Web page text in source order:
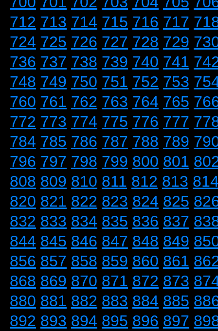
712 713 714 715 716 717
724 725 726 727 728 729
736 737 738 739 740 741
748 749 750 751 752 753
760 761 762 763 764 765
772 773 774 775 776 777
784 785 786 787 788 789
796 797 798 799 800 801
808 809 810 811 812 813
820 821 822 823 824 825
832 833 834 835 836 837
844 845 846 847 848 849
856 857 858 859 860 861
868 869 870 871 872 873
880 881 882 883 884 885
892 893 894 895 896 897